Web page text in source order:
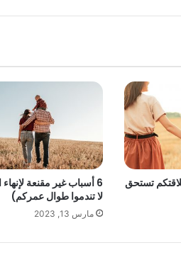
تستحق
6 أسباب غير مقنعة
لا تندموا طوال عمركم)
مارس 13, 2023